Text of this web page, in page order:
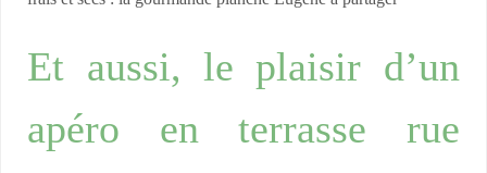
Et aussi, le plaisir d’un
apéro en terrasse rue